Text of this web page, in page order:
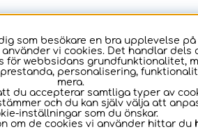
som besökare en bra upplevelse på
vi cookies. Det handlar dels
för webbsidans grundfunktionalitet,
personalisering,
mera.
du accepterar samtliga typer av
och du kan själv välja att
inställningar som du önskar.
om de cookies vi använder hittar du